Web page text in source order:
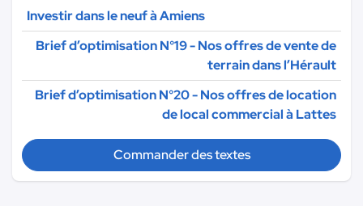
Investir dans le neuf à Amiens
Brief d’optimisation N°19 - Nos offres de vente de
terrain dans l’Hérault
Brief d’optimisation N°20 - Nos offres de location
de local commercial à Lattes
Commander des textes